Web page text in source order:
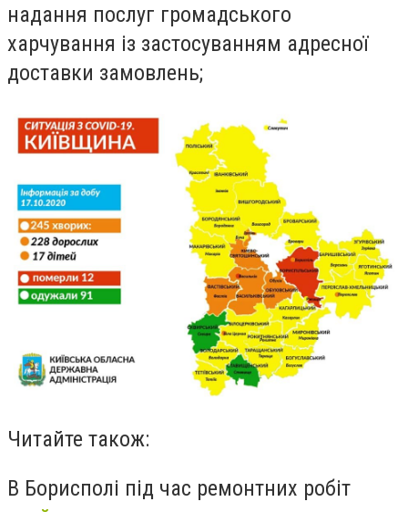
надання послуг громадського
харчування із застосуванням адресної
доставки замовлень;
Читайте також:
В Борисполі під час ремонтних робіт